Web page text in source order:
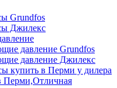
Grundfos
Джилекс
давление Grundfos
давление Джилекс
купить в Перми у дилера
Перми,Отличная